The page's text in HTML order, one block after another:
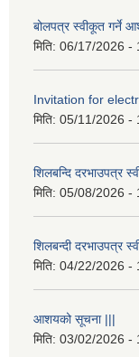
बोलपत्र स्वीकूत गर्ने
मिति: 06/17/2026 -
Invitation for
मिति: 05/11/2026 -
शिलबन्दि दरभाउपत्र
मिति: 05/08/2026 -
शिलबन्दी दरभाउपत्र
मिति: 04/22/2026 -
आशयको सूचना |||
मिति: 03/02/2026 -